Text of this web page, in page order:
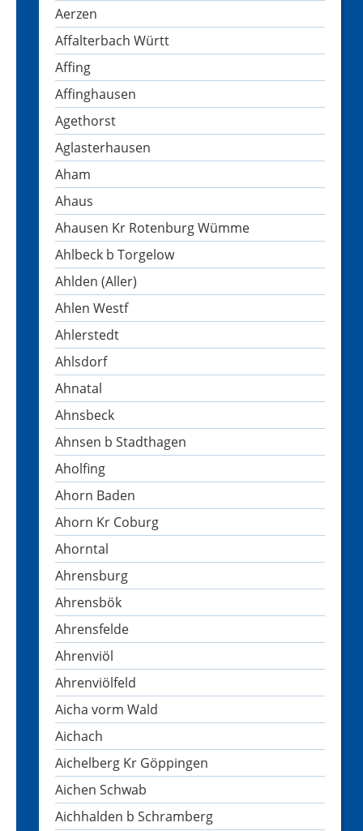
Aerzen
Affalterbach Württ
Affing
Affinghausen
Agethorst
Aglasterhausen
Aham
Ahaus
Ahausen Kr Rotenburg Wümme
Ahlbeck b Torgelow
Ahlden (Aller)
Ahlen Westf
Ahlerstedt
Ahlsdorf
Ahnatal
Ahnsbeck
Ahnsen b Stadthagen
Aholfing
Ahorn Baden
Ahorn Kr Coburg
Ahorntal
Ahrensburg
Ahrensbök
Ahrensfelde
Ahrenviöl
Ahrenviölfeld
Aicha vorm Wald
Aichach
Aichelberg Kr Göppingen
Aichen Schwab
Aichhalden b Schramberg